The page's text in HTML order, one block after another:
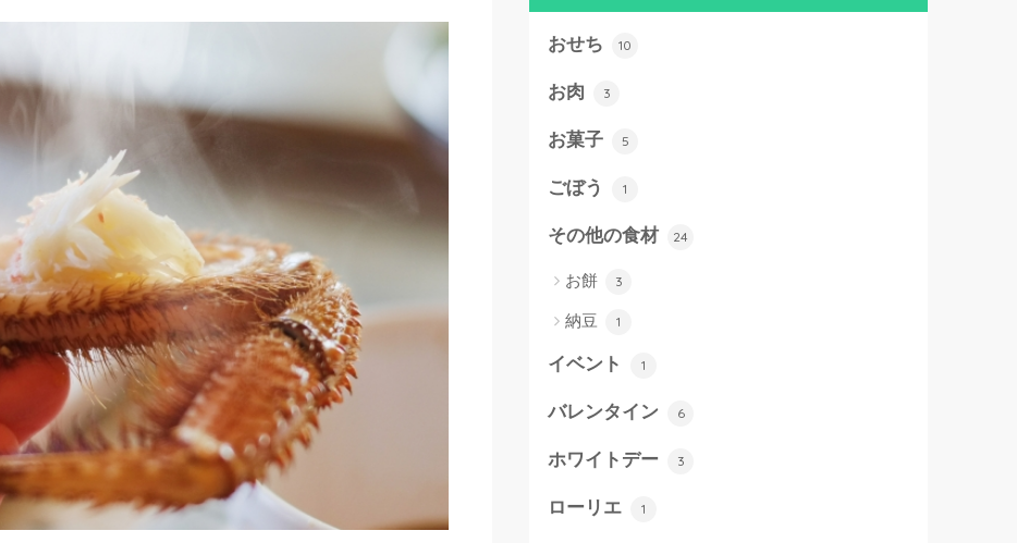
おせち 10
お肉 3
お菓子 5
ごぼう 1
その他の食材 24
お餅 3
納豆 1
イベント 1
バレンタイン 6
ホワイトデー 3
ローリエ 1